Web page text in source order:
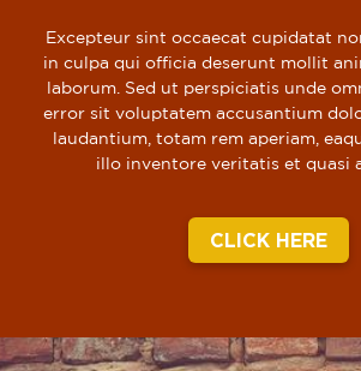
Excepteur sint occaecat cupidatat
in culpa qui officia deserunt mollit
laborum. Sed ut perspiciatis unde
error sit voluptatem accusantium
laudantium, totam rem aperiam,
illo inventore veritatis et quasi
CLICK HERE